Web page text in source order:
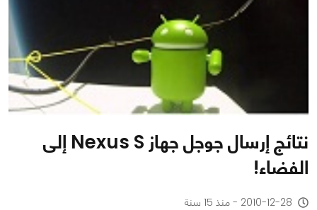
نتائج إرسال جوجل جهاز Nexus S إلى
الفضاء!
2010-12-28 - منذ 15 سنة